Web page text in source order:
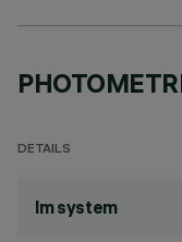
DETAILS
lm system